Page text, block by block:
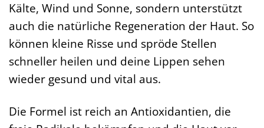
Kälte, Wind und Sonne, sondern unterstützt
auch die natürliche Regeneration der Haut. So
können kleine Risse und spröde Stellen
schneller heilen und deine Lippen sehen
wieder gesund und vital aus.
Die Formel ist reich an Antioxidantien, die